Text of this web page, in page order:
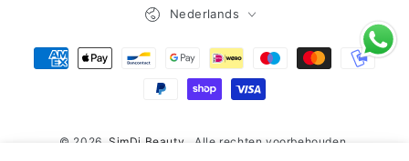
© 2026, SimDi Beauty . Alle rechten voorbehouden.
Nederlands
Betaalmethoden